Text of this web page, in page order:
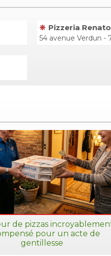
Pizzeria Renato
54 avenue Verdun -
de pizzas
pour un acte de
gentillesse